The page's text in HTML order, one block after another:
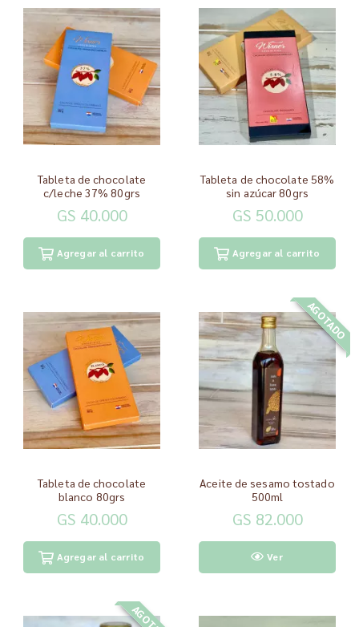
Tableta de chocolate
c/leche 37% 80grs
GS 40.000
Agregar al carrito
Tableta de chocolate 58%
sin azúcar 80grs
GS 50.000
Agregar al carrito
Tableta de chocolate
blanco 80grs
GS 40.000
Agregar al carrito
AGOTADO
Aceite de sesamo tostado
500ml
GS 82.000
Ver